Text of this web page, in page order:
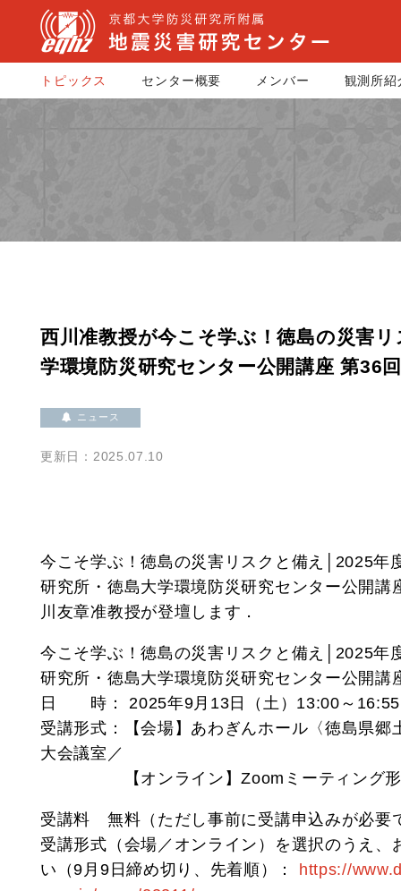
トピックス センター概要 メンバー 観測所紹
西川准教授が今こそ学ぶ！徳島の災害
学環境防災研究センター公開講座 第36
ニュース
更新日：2025.07.10
今こそ学ぶ！徳島の災害リスクと備え│2025年
研究所・徳島大学環境防災研究センター公開講
川友章准教授が登壇します．
今こそ学ぶ！徳島の災害リスクと備え│2025年
研究所・徳島大学環境防災研究センター公開講
日 時： 2025年9月13日（土）13:00～16:55
受講形式：【会場】あわぎんホール〈徳島県郷
大会議室／
【オンライン】Zoomミーティング
受講料 無料（ただし事前に受講申込みが必要
受講形式（会場／オンライン）を選択のうえ、
い（9月9日締め切り、先着順）： https://